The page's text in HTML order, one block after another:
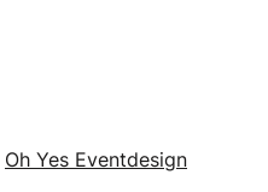
Oh Yes Eventdesign